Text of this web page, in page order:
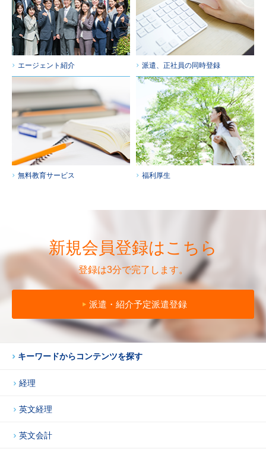
エージェント紹介 派遣、正社員の同時登録
無料教育サービス 福利厚生
新規会員登録はこちら
登録は3分で完了します。
派遣・紹介予定派遣登録
キーワードからコンテンツを探す
経理
英文経理
英文会計